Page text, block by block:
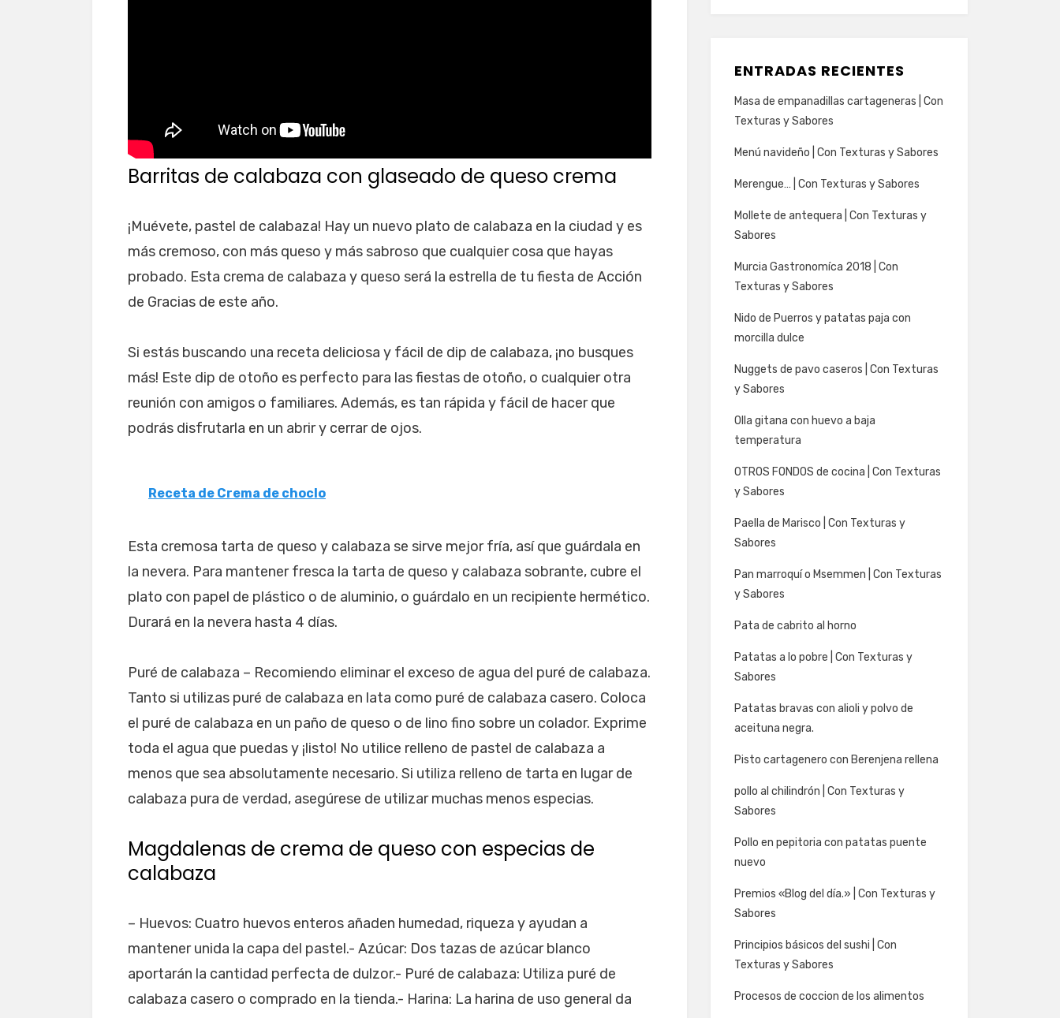
Barritas de calabaza con glaseado de queso crema
¡Muévete, pastel de calabaza! Hay un nuevo plato de calabaza en la ciudad y es
más cremoso, con más queso y más sabroso que cualquier cosa que hayas
probado. Esta crema de calabaza y queso será la estrella de tu fiesta de Acción
de Gracias de este año.
Si estás buscando una receta deliciosa y fácil de dip de calabaza, ¡no busques
más! Este dip de otoño es perfecto para las fiestas de otoño, o cualquier otra
reunión con amigos o familiares. Además, es tan rápida y fácil de hacer que
podrás disfrutarla en un abrir y cerrar de ojos.
Receta de Crema de choclo
Esta cremosa tarta de queso y calabaza se sirve mejor fría, así que guárdala en
la nevera. Para mantener fresca la tarta de queso y calabaza sobrante, cubre el
plato con papel de plástico o de aluminio, o guárdalo en un recipiente hermético.
Durará en la nevera hasta 4 días.
Puré de calabaza – Recomiendo eliminar el exceso de agua del puré de calabaza.
Tanto si utilizas puré de calabaza en lata como puré de calabaza casero. Coloca
el puré de calabaza en un paño de queso o de lino fino sobre un colador. Exprime
toda el agua que puedas y ¡listo! No utilice relleno de pastel de calabaza a
menos que sea absolutamente necesario. Si utiliza relleno de tarta en lugar de
calabaza pura de verdad, asegúrese de utilizar muchas menos especias.
Magdalenas de crema de queso con especias de
calabaza
– Huevos: Cuatro huevos enteros añaden humedad, riqueza y ayudan a
mantener unida la capa del pastel.- Azúcar: Dos tazas de azúcar blanco
aportarán la cantidad perfecta de dulzor.- Puré de calabaza: Utiliza puré de
calabaza casero o comprado en la tienda.- Harina: La harina de uso general da
ENTRADAS RECIENTES
Masa de empanadillas cartageneras | Con
Texturas y Sabores
Menú navideño | Con Texturas y Sabores
Merengue… | Con Texturas y Sabores
Mollete de antequera | Con Texturas y
Sabores
Murcia Gastronomíca 2018 | Con
Texturas y Sabores
Nido de Puerros y patatas paja con
morcilla dulce
Nuggets de pavo caseros | Con Texturas
y Sabores
Olla gitana con huevo a baja
temperatura
OTROS FONDOS de cocina | Con Texturas
y Sabores
Paella de Marisco | Con Texturas y
Sabores
Pan marroquí o Msemmen | Con Texturas
y Sabores
Pata de cabrito al horno
Patatas a lo pobre | Con Texturas y
Sabores
Patatas bravas con alioli y polvo de
aceituna negra.
Pisto cartagenero con Berenjena rellena
pollo al chilindrón | Con Texturas y
Sabores
Pollo en pepitoria con patatas puente
nuevo
Premios «Blog del día.» | Con Texturas y
Sabores
Principios básicos del sushi | Con
Texturas y Sabores
Procesos de coccion de los alimentos